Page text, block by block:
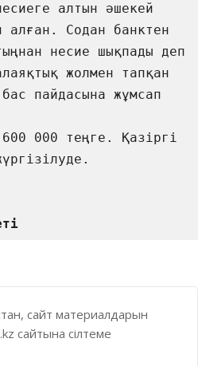
алтын әшекей
алған. Содан банктен
несие шықпады деп
жолмен тапқан
пайдасына жұмсап
000 теңге. Қазіргі
сайт материалдарын
сайтына сілтеме